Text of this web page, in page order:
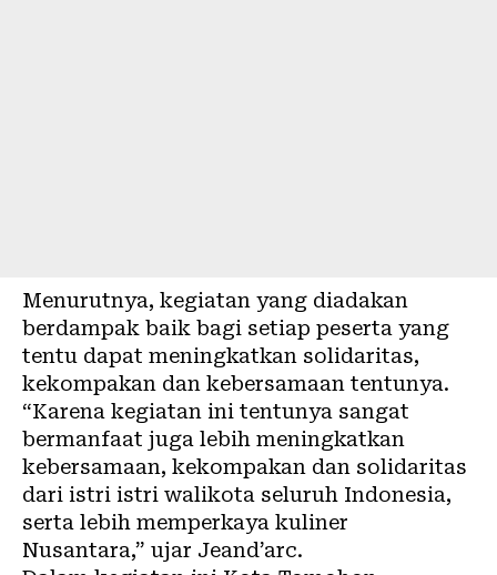
Menurutnya, kegiatan yang diadakan
berdampak baik bagi setiap peserta yang
tentu dapat meningkatkan solidaritas,
kekompakan dan kebersamaan tentunya.
“Karena kegiatan ini tentunya sangat
bermanfaat juga lebih meningkatkan
kebersamaan, kekompakan dan solidaritas
dari istri istri walikota seluruh Indonesia,
serta lebih memperkaya kuliner
Nusantara,” ujar Jeand’arc.